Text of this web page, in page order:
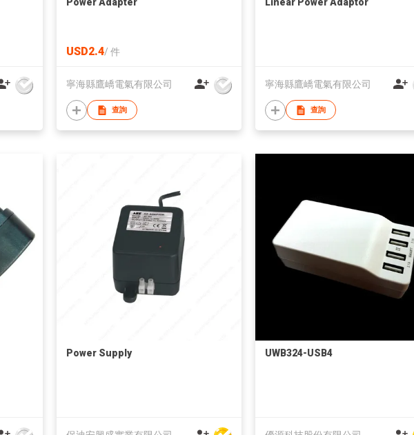
Power Adapter
USD2.4/ 件
寧海縣鷹嶠電氣有限公司
查詢
Linear Power Adaptor
寧海縣鷹嶠電氣有限公司
查詢
Power Supply UWB324-USB4